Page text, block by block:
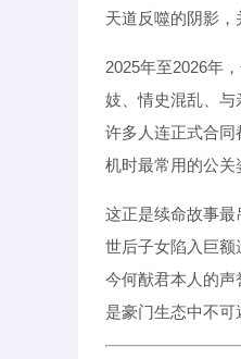
天道反噬的阴影，
2025年至2026年
妓、情史混乱、与
许多人连正式合同
机时最常用的公关
这正是续命故事最
世后子女陷入巨额
今何猷君本人的声
是豪门生态中不可